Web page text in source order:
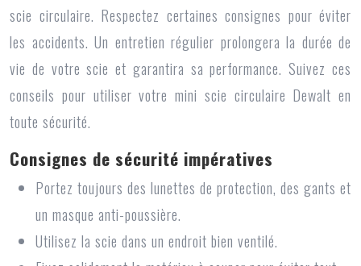
scie circulaire. Respectez certaines consignes pour éviter
les accidents. Un entretien régulier prolongera la durée de
vie de votre scie et garantira sa performance. Suivez ces
conseils pour utiliser votre mini scie circulaire Dewalt en
toute sécurité.
Consignes de sécurité impératives
Portez toujours des lunettes de protection, des gants et
un masque anti-poussière.
Utilisez la scie dans un endroit bien ventilé.